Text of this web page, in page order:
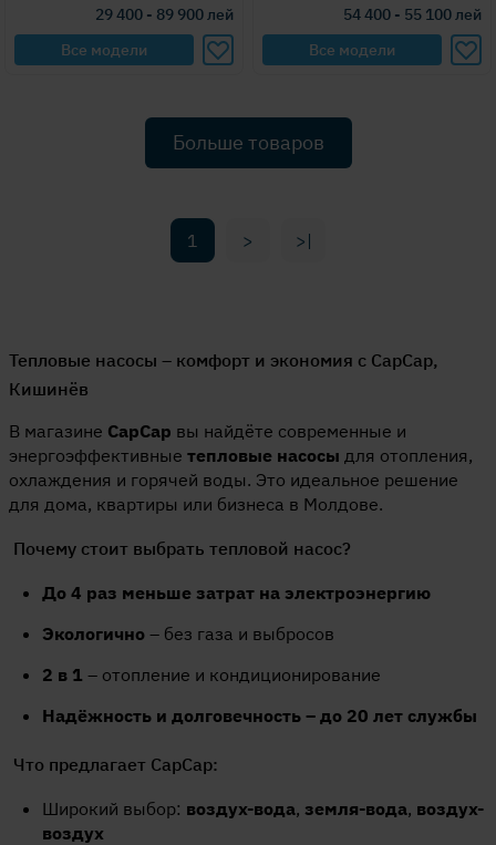
29 400 - 89 900лей
Все модели
54 400 - 55 100лей
Все модели
Больше товаров
1 > >|
Тепловые насосы – комфорт и экономия с CapCap,
Кишинёв
В магазине CapCap вы найдёте современные и
энергоэффективные тепловые насосы для отопления,
охлаждения и горячей воды. Это идеальное решение
для дома, квартиры или бизнеса в Молдове.
Почему стоит выбрать тепловой насос?
До 4 раз меньше затрат на электроэнергию
Экологично – без газа и выбросов
2 в 1 – отопление и кондиционирование
Надёжность и долговечность – до 20 лет службы
Что предлагает CapCap:
Широкий выбор: воздух-вода, земля-вода, воздух-
воздух